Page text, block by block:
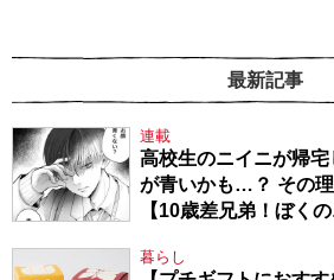
最新記事
連載
高校生のニイニが帰
が青いかも…？ その
【10歳差兄弟！ぼく
暮らし